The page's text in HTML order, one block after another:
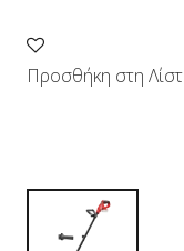
Προσθήκη στη